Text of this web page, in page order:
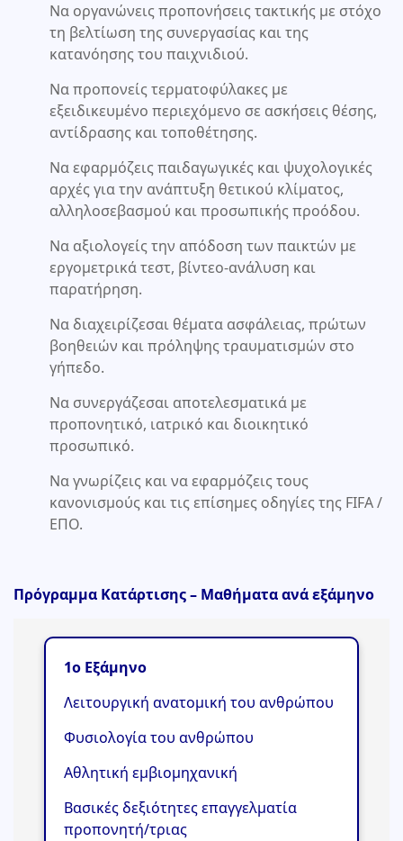
Να οργανώνεις προπονήσεις τακτικής με στόχο
τη βελτίωση της συνεργασίας και της
κατανόησης του παιχνιδιού.
Να προπονείς τερματοφύλακες με
εξειδικευμένο περιεχόμενο σε ασκήσεις θέσης,
αντίδρασης και τοποθέτησης.
Να εφαρμόζεις παιδαγωγικές και ψυχολογικές
αρχές για την ανάπτυξη θετικού κλίματος,
αλληλοσεβασμού και προσωπικής προόδου.
Να αξιολογείς την απόδοση των παικτών με
εργομετρικά τεστ, βίντεο-ανάλυση και
παρατήρηση.
Να διαχειρίζεσαι θέματα ασφάλειας, πρώτων
βοηθειών και πρόληψης τραυματισμών στο
γήπεδο.
Να συνεργάζεσαι αποτελεσματικά με
προπονητικό, ιατρικό και διοικητικό
προσωπικό.
Να γνωρίζεις και να εφαρμόζεις τους
κανονισμούς και τις επίσημες οδηγίες της FIFA /
ΕΠΟ.
Πρόγραμμα Κατάρτισης – Μαθήματα ανά εξάμηνο
1ο Εξάμηνο
Λειτουργική ανατομική του ανθρώπου
Φυσιολογία του ανθρώπου
Αθλητική εμβιομηχανική
Βασικές δεξιότητες επαγγελματία
προπονητή/τριας